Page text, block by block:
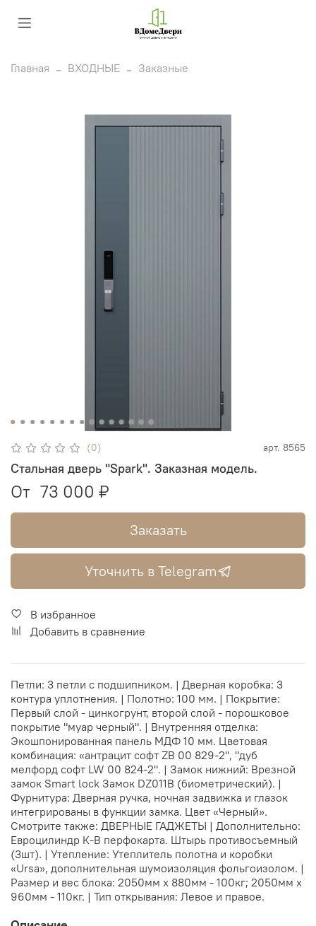
Главная ВХОДНЫЕ Заказные
(0) арт. 8565
Стальная дверь "Spark". Заказная модель.
От 73 000 ₽
Заказать
Уточнить в Telegram
В избранное
Добавить в сравнение
Петли: 3 петли с подшипником. | Дверная коробка: 3
контура уплотнения. | Полотно: 100 мм. | Покрытие:
Первый слой - цинкогрунт, второй слой - порошковое
покрытие "муар черный". | Внутренняя отделка:
Экошпонированная панель МДФ 10 мм. Цветовая
комбинация: «антрацит софт ZB 00 829-2", "дуб
мелфорд софт LW 00 824-2". | Замок нижний: Врезной
замок Smart lock Замок DZ011B (биометрический). |
Фурнитура: Дверная ручка, ночная задвижка и глазок
интегрированы в функции замка. Цвет «Черный».
Смотрите также: ДВЕРНЫЕ ГАДЖЕТЫ | Дополнительно:
Евроцилиндр К-В перфокарта. Штырь противосъемный
(3шт). | Утепление: Утеплитель полотна и коробки
«Ursa», дополнительная шумоизоляция фольгоизолом. |
Размер и вес блока: 2050мм х 880мм - 100кг; 2050мм х
960мм - 110кг. | Тип открывания: Левое и правое.